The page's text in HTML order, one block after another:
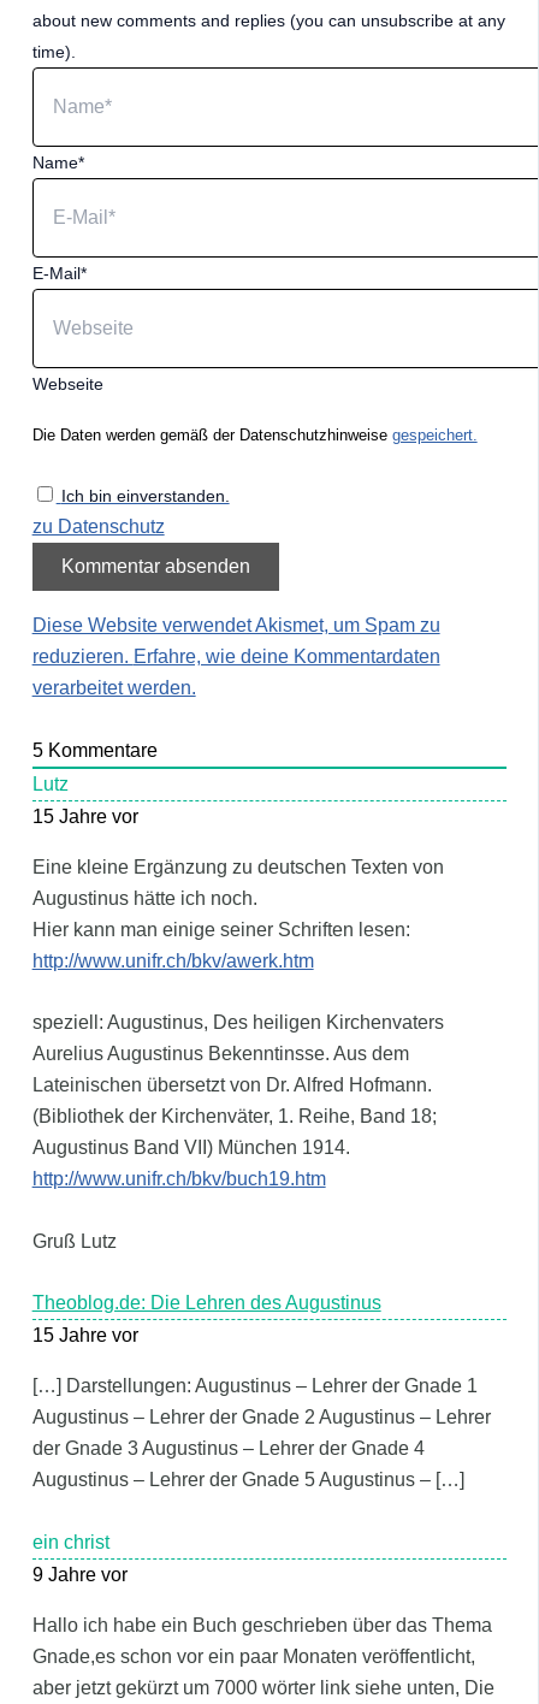
about new comments and replies (you can unsubscribe at any
time).
Name*
E-Mail*
Webseite
Die Daten werden gemäß der Datenschutzhinweise gespeichert.
Ich bin einverstanden.
zu Datenschutz
Diese Website verwendet Akismet, um Spam zu
reduzieren. Erfahre, wie deine Kommentardaten
verarbeitet werden.
5Kommentare
Lutz
15 Jahre vor
Eine kleine Ergänzung zu deutschen Texten von
Augustinus hätte ich noch.
Hier kann man einige seiner Schriften lesen:
http://www.unifr.ch/bkv/awerk.htm
speziell: Augustinus, Des heiligen Kirchenvaters
Aurelius Augustinus Bekenntinsse. Aus dem
Lateinischen übersetzt von Dr. Alfred Hofmann.
(Bibliothek der Kirchenväter, 1. Reihe, Band 18;
Augustinus Band VII) München 1914.
http://www.unifr.ch/bkv/buch19.htm
Gruß Lutz
Theoblog.de: Die Lehren des Augustinus
15 Jahre vor
[…] Darstellungen: Augustinus – Lehrer der Gnade 1
Augustinus – Lehrer der Gnade 2 Augustinus – Lehrer
der Gnade 3 Augustinus – Lehrer der Gnade 4
Augustinus – Lehrer der Gnade 5 Augustinus – […]
ein christ
9 Jahre vor
Hallo ich habe ein Buch geschrieben über das Thema
Gnade,es schon vor ein paar Monaten veröffentlicht,
aber jetzt gekürzt um 7000 wörter link siehe unten, Die